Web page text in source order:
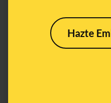
Hazte
por la